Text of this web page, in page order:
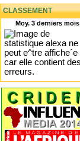
CLASSEMENT
Moy. 3 derniers mois